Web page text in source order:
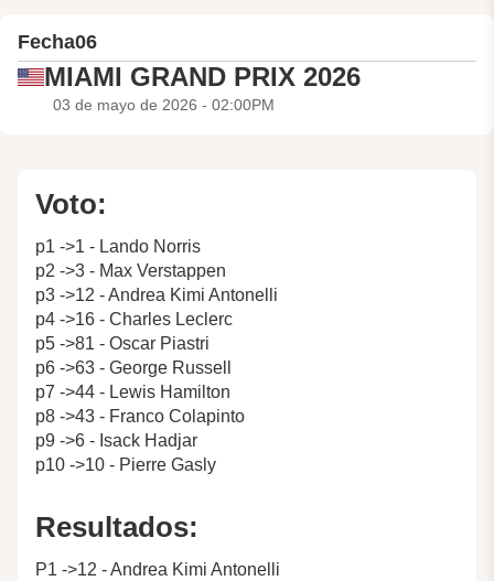
Fecha06
MIAMI GRAND PRIX 2026
03 de mayo de 2026 - 02:00PM
Voto:
p1 ->1 - Lando Norris
p2 ->3 - Max Verstappen
p3 ->12 - Andrea Kimi Antonelli
p4 ->16 - Charles Leclerc
p5 ->81 - Oscar Piastri
p6 ->63 - George Russell
p7 ->44 - Lewis Hamilton
p8 ->43 - Franco Colapinto
p9 ->6 - Isack Hadjar
p10 ->10 - Pierre Gasly
Resultados:
P1 ->12 - Andrea Kimi Antonelli